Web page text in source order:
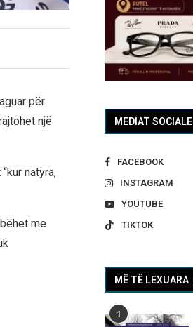
për
një
natyra,
me
MEDIAT SOCIALE
FACEBOOK
INSTAGRAM
YOUTUBE
TIKTOK
MË TË LEXUARA
1